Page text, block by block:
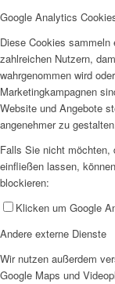
Google Analytics
Diese Cookies
zahlreichen Nutzern,
wahrgenommen wird
Marketingkampagnen
Website und Angebote
angenehmer zu
Falls Sie nicht möchten,
einfließen lassen,
blockieren:
Klicken um Google
Andere externe Dienste
Wir nutzen außerdem
Google Maps und